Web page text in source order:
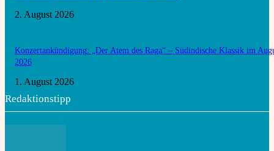
2. August 2026
Konzertankündigung: „Der Atem des Raga“ – Südindische Klassik im
2026
1. August 2026
Redaktionstipp